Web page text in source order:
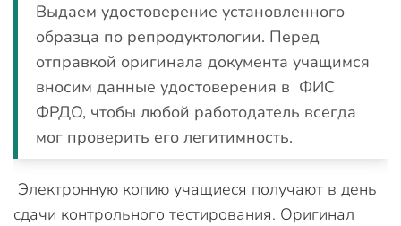
Выдаем удостоверение установленного
образца по репродуктологии. Перед
отправкой оригинала документа учащимся
вносим данные удостоверения в ФИС
ФРДО, чтобы любой работодатель всегда
мог проверить его легитимность.
Электронную копию учащиеся получают в день
сдачи контрольного тестирования. Оригинал